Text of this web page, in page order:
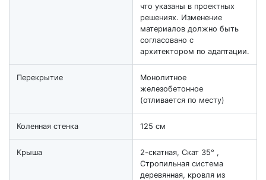
что указаны в проектных
решениях. Изменение
материалов должно быть
согласовано с
архитектором по адаптации.
Перекрытие
Монолитное
железобетонное
(отливается по месту)
Коленная стенка 125 см
Крыша
2-скатная, Скат 35° ,
Стропильная система
деревянная, кровля из